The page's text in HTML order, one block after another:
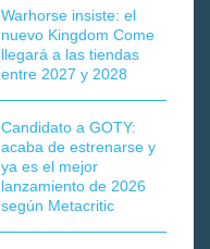
Warhorse insiste: el
nuevo Kingdom Come
llegará a las tiendas
entre 2027 y 2028
Candidato a GOTY:
acaba de estrenarse y
ya es el mejor
lanzamiento de 2026
según Metacritic